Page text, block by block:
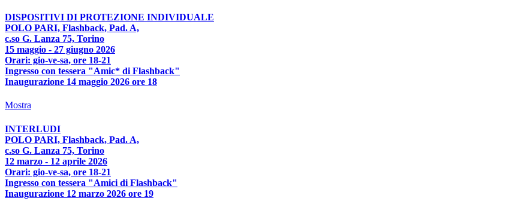
DISPOSITIVI DI PROTEZIONE INDIVIDUALE
POLO PARI, Flashback, Pad. A,
c.so G. Lanza 75, Torino
15 maggio - 27 giugno 2026
Orari: gio-ve-sa, ore 18-21
Ingresso con tessera "Amic* di Flashback"
Inaugurazione 14 maggio 2026 ore 18
Mostra
INTERLUDI
POLO PARI, Flashback, Pad. A,
c.so G. Lanza 75, Torino
12 marzo - 12 aprile 2026
Orari: gio-ve-sa, ore 18-21
Ingresso con tessera "Amici di Flashback"
Inaugurazione 12 marzo 2026 ore 19